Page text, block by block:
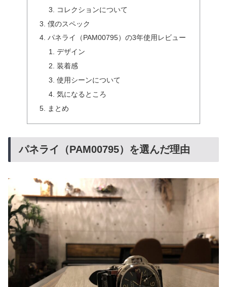
コレクションについて
僕のスペック
パネライ（PAM00795）の3年使用レビュー
デザイン
装着感
使用シーンについて
気になるところ
まとめ
パネライ（PAM00795）を選んだ理由